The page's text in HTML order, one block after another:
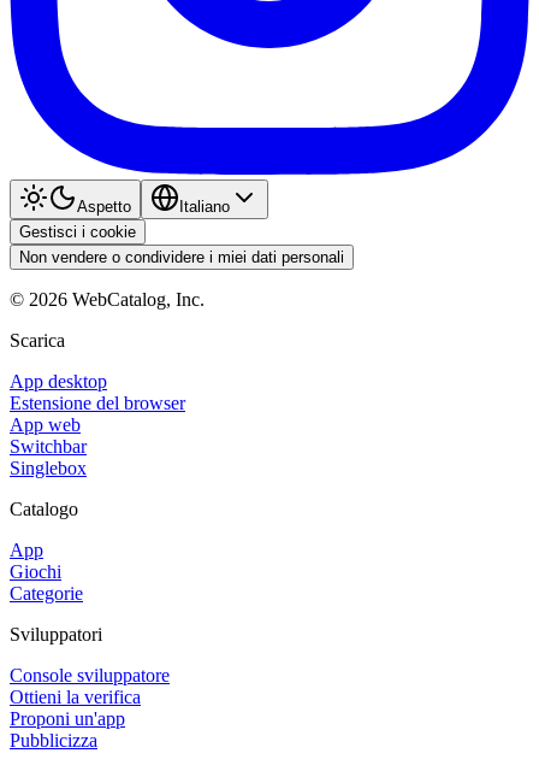
Aspetto
Italiano
Gestisci i cookie
Non vendere o condividere i miei dati personali
© 2026 WebCatalog, Inc.
Scarica
App desktop
Estensione del browser
App web
Switchbar
Singlebox
Catalogo
App
Giochi
Categorie
Sviluppatori
Console sviluppatore
Ottieni la verifica
Proponi un'app
Pubblicizza